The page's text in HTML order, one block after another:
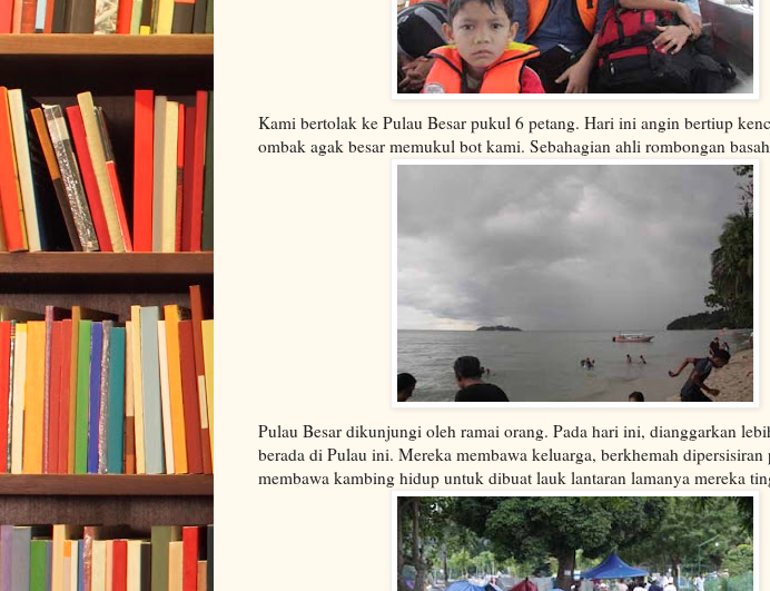
Kami bertolak ke Pulau Besar pukul 6 petang. Hari ini angin bertiup
ombak agak besar memukul bot kami. Sebahagian ahli rombongan
Pulau Besar dikunjungi oleh ramai orang. Pada hari ini, dianggarkan
berada di Pulau ini. Mereka membawa keluarga, berkhemah
membawa kambing hidup untuk dibuat lauk lantaran lamanya mereka